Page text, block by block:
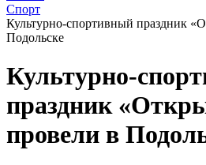
Спорт
Культурно-спортивный праздник
Подольске
Культурно-
праздник
провели в